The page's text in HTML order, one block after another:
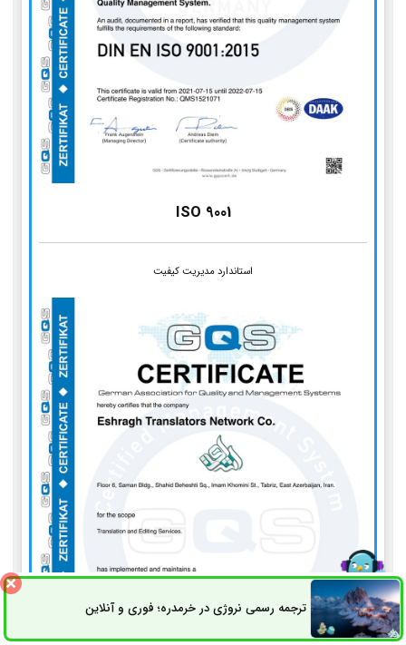
ISO 9001
استاندارد مدیریت کیفیت
ترجمه رسمی نروژی در خرمدره؛ فوری و آنلاینثبت سفارش راه های ارتباطی